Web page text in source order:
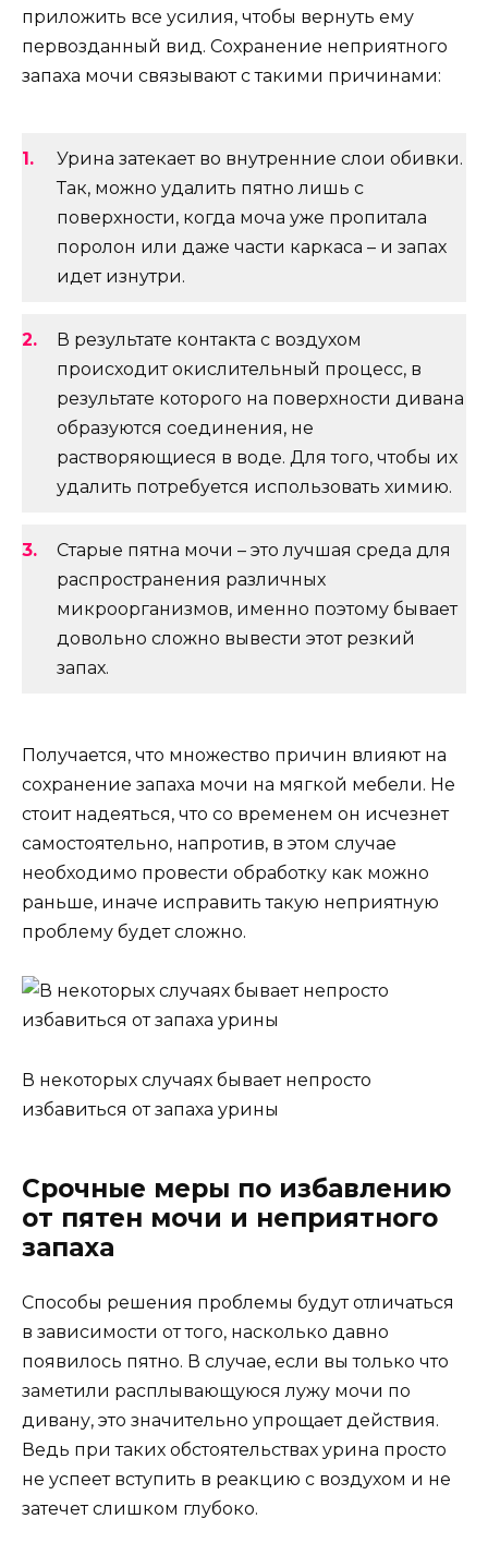
приложить все усилия, чтобы вернуть ему
первозданный вид. Сохранение неприятного
запаха мочи связывают с такими причинами:
Урина затекает во внутренние слои обивки.
Так, можно удалить пятно лишь с
поверхности, когда моча уже пропитала
поролон или даже части каркаса – и запах
идет изнутри.
В результате контакта с воздухом
происходит окислительный процесс, в
результате которого на поверхности дивана
образуются соединения, не
растворяющиеся в воде. Для того, чтобы их
удалить потребуется использовать химию.
Старые пятна мочи – это лучшая среда для
распространения различных
микроорганизмов, именно поэтому бывает
довольно сложно вывести этот резкий
запах.
Получается, что множество причин влияют на
сохранение запаха мочи на мягкой мебели. Не
стоит надеяться, что со временем он исчезнет
самостоятельно, напротив, в этом случае
необходимо провести обработку как можно
раньше, иначе исправить такую неприятную
проблему будет сложно.
В некоторых случаях бывает непросто
избавиться от запаха урины
Срочные меры по избавлению
от пятен мочи и неприятного
запаха
Способы решения проблемы будут отличаться
в зависимости от того, насколько давно
появилось пятно. В случае, если вы только что
заметили расплывающуюся лужу мочи по
дивану, это значительно упрощает действия.
Ведь при таких обстоятельствах урина просто
не успеет вступить в реакцию с воздухом и не
затечет слишком глубоко.